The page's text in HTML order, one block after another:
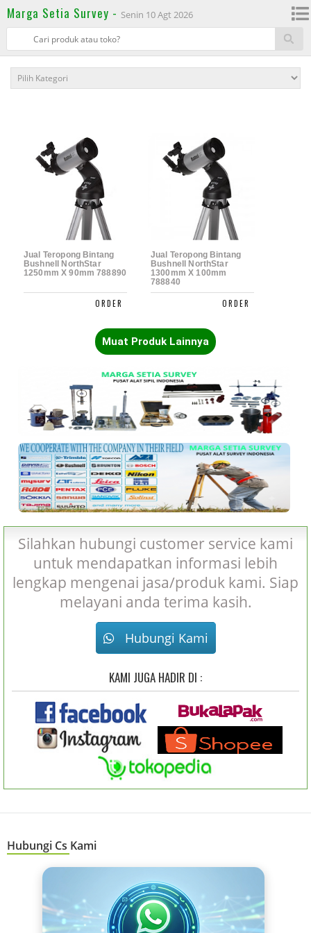
Marga Setia Survey - Senin 10 Agt 2026
Jual Teropong Bintang
Bushnell NorthStar
1250mm X 90mm 788890
Rp 8.500.000,-
Jual Teropong Bintang
Bushnell NorthStar
1300mm X 100mm
788840
Rp9.500.000,-
Muat Produk Lainnya
Silahkan hubungi customer service kami
untuk mendapatkan informasi lebih
lengkap mengenai jasa/produk kami. Siap
melayani anda terima kasih.
Hubungi Kami
KAMI JUGA HADIR DI :
Hubungi Cs Kami